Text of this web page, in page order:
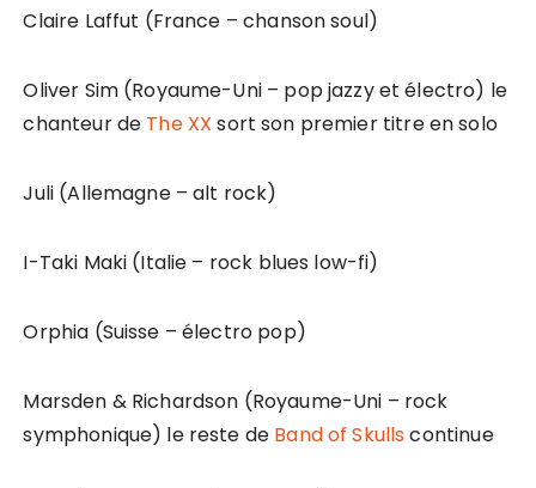
Claire Laffut (France – chanson soul)
Oliver Sim (Royaume-Uni – pop jazzy et électro) le
chanteur de The XX sort son premier titre en solo
Juli (Allemagne – alt rock)
I-Taki Maki (Italie – rock blues low-fi)
Orphia (Suisse – électro pop)
Marsden & Richardson (Royaume-Uni – rock
symphonique) le reste de Band of Skulls continue